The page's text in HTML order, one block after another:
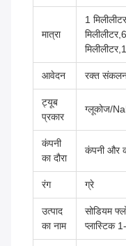
मात्रा
1
आवेदन रक्त
ट्यूब
प्रकार
ग्लूकोज/
कंपनी
का दौरा
कंपनी और
रंग ग्रे
उत्पाद
का नाम
सोडियम
प्लास्टिक